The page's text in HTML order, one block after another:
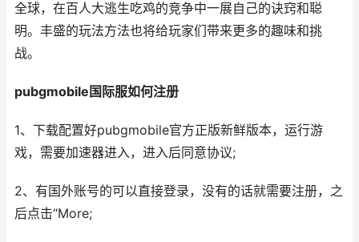
全球，在百人大逃生吃鸡的竞争中一展自己的诀窍和聪
明。丰盛的玩法方法也将给玩家们带来更多的趣味和挑
战。
pubgmobile国际服如何注册
1、下载配置好pubgmobile官方正版新鲜版本，运行游
戏，需要加速器进入，进入后同意协议;
2、有国外账号的可以直接登录，没有的话就需要注册，之
后点击“More;